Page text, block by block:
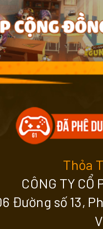
Thỏa
CÔNG TY CỔ
Đường số 13,